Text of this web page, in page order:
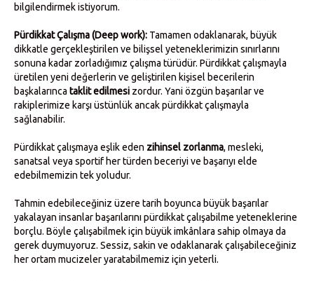
bilgilendirmek istiyorum.
Pürdikkat Çalışma (Deep work): Tamamen odaklanarak, büyük
dikkatle gerçekleştirilen ve bilişsel yeteneklerimizin sınırlarını
sonuna kadar zorladığımız çalışma türüdür. Pürdikkat çalışmayla
üretilen yeni değerlerin ve geliştirilen kişisel becerilerin
başkalarıncataklitedilmesi zordur. Yani özgün başarılar ve
rakiplerimize karşı üstünlük ancak pürdikkat çalışmayla
sağlanabilir.
Pürdikkat çalışmaya eşlik eden zihinsel zorlanma, mesleki,
sanatsal veya sportif her türden beceriyi ve başarıyı elde
edebilmemizin tek yoludur.
Tahmin edebileceğiniz üzere tarih boyunca büyük başarılar
yakalayan insanlar başarılarını pürdikkat çalışabilme yeteneklerine
borçlu. Böyle çalışabilmek için büyük imkânlara sahip olmaya da
gerek duymuyoruz. Sessiz, sakin ve odaklanarak çalışabileceğiniz
her ortam mucizeler yaratabilmemiz için yeterli.